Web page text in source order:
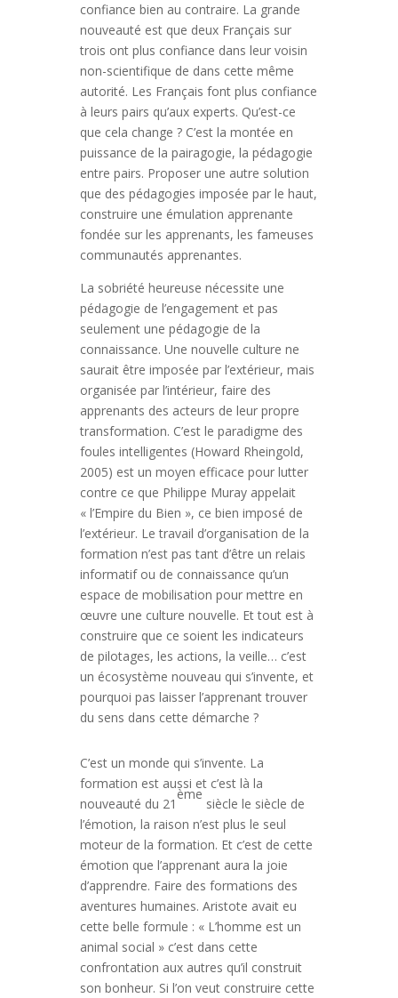
confiance bien au contraire. La grande
nouveauté est que deux Français sur
trois ont plus confiance dans leur voisin
non-scientifique de dans cette même
autorité. Les Français font plus confiance
à leurs pairs qu’aux experts. Qu’est-ce
que cela change ? C’est la montée en
puissance de la pairagogie, la pédagogie
entre pairs. Proposer une autre solution
que des pédagogies imposée par le haut,
construire une émulation apprenante
fondée sur les apprenants, les fameuses
communautés apprenantes.
La sobriété heureuse nécessite une
pédagogie de l’engagement et pas
seulement une pédagogie de la
connaissance. Une nouvelle culture ne
saurait être imposée par l’extérieur, mais
organisée par l’intérieur, faire des
apprenants des acteurs de leur propre
transformation. C’est le paradigme des
foules intelligentes (Howard Rheingold,
2005) est un moyen efficace pour lutter
contre ce que Philippe Muray appelait
« l’Empire du Bien », ce bien imposé de
l’extérieur. Le travail d’organisation de la
formation n’est pas tant d’être un relais
informatif ou de connaissance qu’un
espace de mobilisation pour mettre en
œuvre une culture nouvelle. Et tout est à
construire que ce soient les indicateurs
de pilotages, les actions, la veille… c’est
un écosystème nouveau qui s’invente, et
pourquoi pas laisser l’apprenant trouver
du sens dans cette démarche ?
C’est un monde qui s’invente. La
formation est aussi et c’est là la
nouveauté du 21
ème
siècle le siècle de
l’émotion, la raison n’est plus le seul
moteur de la formation. Et c’est de cette
émotion que l’apprenant aura la joie
d’apprendre. Faire des formations des
aventures humaines. Aristote avait eu
cette belle formule : « L’homme est un
animal social » c’est dans cette
confrontation aux autres qu’il construit
son bonheur. Si l’on veut construire cette